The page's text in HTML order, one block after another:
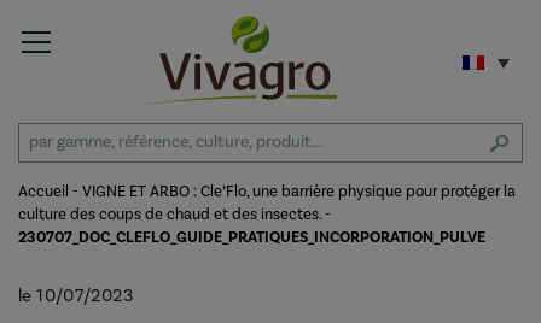
Accueil -VIGNE ET ARBO : Cle’Flo, une barrière physique pour protéger la
culture des coups de chaud et des insectes. -
230707_DOC_CLEFLO_GUIDE_PRATIQUES_INCORPORATION_PULVE
le 10/07/2023